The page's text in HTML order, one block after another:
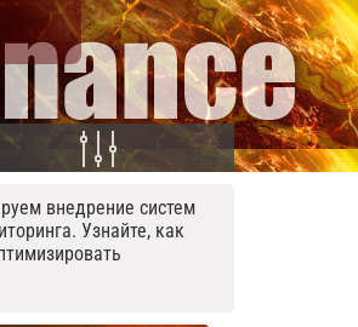
внедрение систем
Узнайте, как